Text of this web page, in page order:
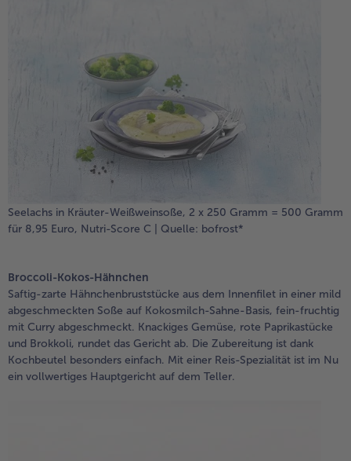
Seelachs in Kräuter-Weißweinsoße, 2 x 250 Gramm = 500 Gramm
für 8,95 Euro, Nutri-Score C | Quelle: bofrost*
Broccoli-Kokos-Hähnchen
Saftig-zarte Hähnchenbruststücke aus dem Innenfilet in einer mild
abgeschmeckten Soße auf Kokosmilch-Sahne-Basis, fein-fruchtig
mit Curry abgeschmeckt. Knackiges Gemüse, rote Paprikastücke
und Brokkoli, rundet das Gericht ab. Die Zubereitung ist dank
Kochbeutel besonders einfach. Mit einer Reis-Spezialität ist im Nu
ein vollwertiges Hauptgericht auf dem Teller.